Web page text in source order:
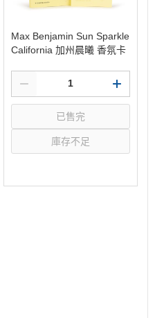
Max Benjamin Sun Sparkle
California 加州晨曦 香氛卡
已售完
庫存不足